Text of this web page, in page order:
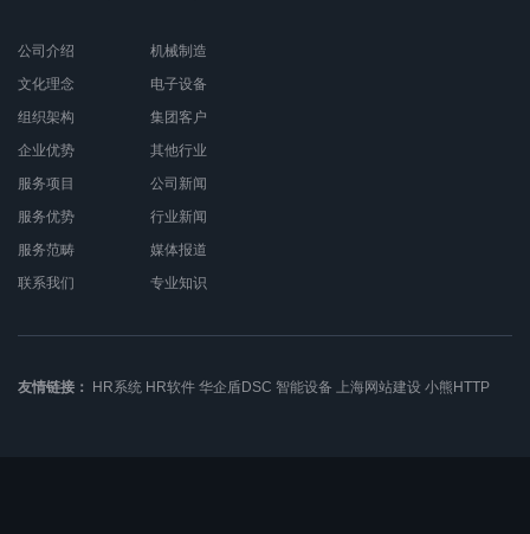
公司介绍
文化理念
组织架构
企业优势
服务项目
服务优势
服务范畴
联系我们
机械制造
电子设备
集团客户
其他行业
公司新闻
行业新闻
媒体报道
专业知识
友情链接： HR系统 HR软件 华企盾DSC 智能设备 上海网站建设 小熊HTTP